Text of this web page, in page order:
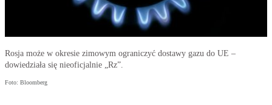
Rosja może w okresie zimowym ograniczyć dostawy gazu do UE –
dowiedziała się nieoficjalnie „Rz”.
Foto: Bloomberg